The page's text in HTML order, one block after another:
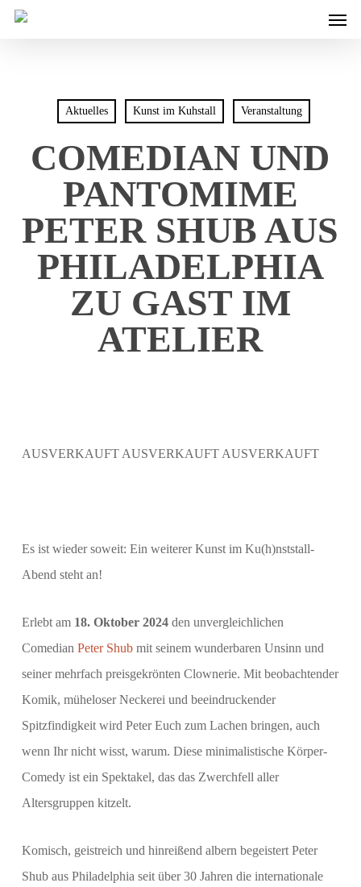
Skip
Menu
Aktuelles Kunst im Kuhstall Veranstaltung
COMEDIAN UND
PANTOMIME
PETER SHUB AUS
PHILADELPHIA
ZU GAST IM
ATELIER
AUSVERKAUFT AUSVERKAUFT AUSVERKAUFT
Es ist wieder soweit: Ein weiterer Kunst im Ku(h)nststall-
Abend steht an!
Erlebt am18. Oktober 2024den unvergleichlichen
Comedian Peter Shubmit seinem wunderbaren Unsinn und
seiner mehrfach preisgekrönten Clownerie. Mit beobachtender
Komik, müheloser Neckerei und beeindruckender
Spitzfindigkeit wird Peter Euch zum Lachen bringen, auch
wenn Ihr nicht wisst, warum. Diese minimalistische Körper-
Comedy ist ein Spektakel, das das Zwerchfell aller
Altersgruppen kitzelt.
Komisch, geistreich und hinreißend albern begeistert Peter
Shub aus Philadelphia seit über 30 Jahren die internationale